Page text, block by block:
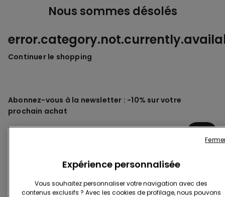
Nous sommes désolés
Continuer le shopping
Abonnez-vous à la newsletter : -10% sur votre
prochain achat
Trouver Une BoutiqueExpérience personnalisée
Vous souhaitez personnaliser votre navigation avec des
contenus exclusifs ? Avec les cookies de profilage, nous pouvons